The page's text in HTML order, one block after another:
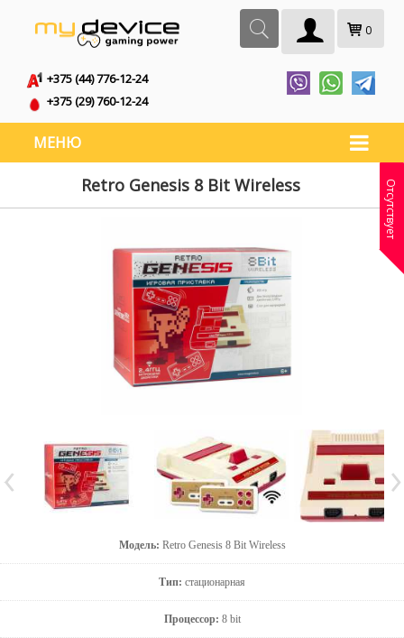
0
+375 (44) 776-12-24
+375 (29) 760-12-24
МЕНЮ
Retro Genesis 8 Bit Wireless
Модель: Retro Genesis 8 Bit Wireless
Тип: стационарная
Процессор: 8 bit
Отсутствует